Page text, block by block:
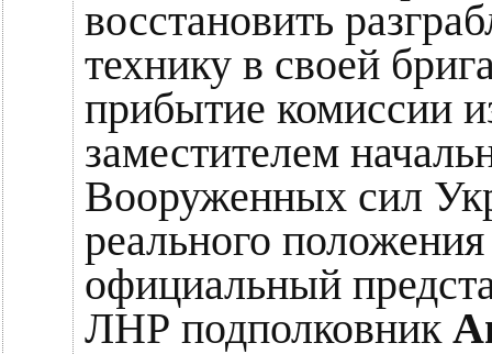
восстановить
технику в своей
прибытие комиссии
заместителем
Вооруженных сил
реального
официальный
ЛНР подполковник